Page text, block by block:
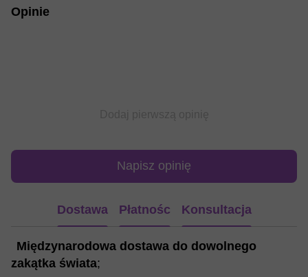
Opinie
Napisz opinię
Dostawa Płatnośc Konsultacja
Międzynarodowa dostawa do dowolnego
zakątka świata;